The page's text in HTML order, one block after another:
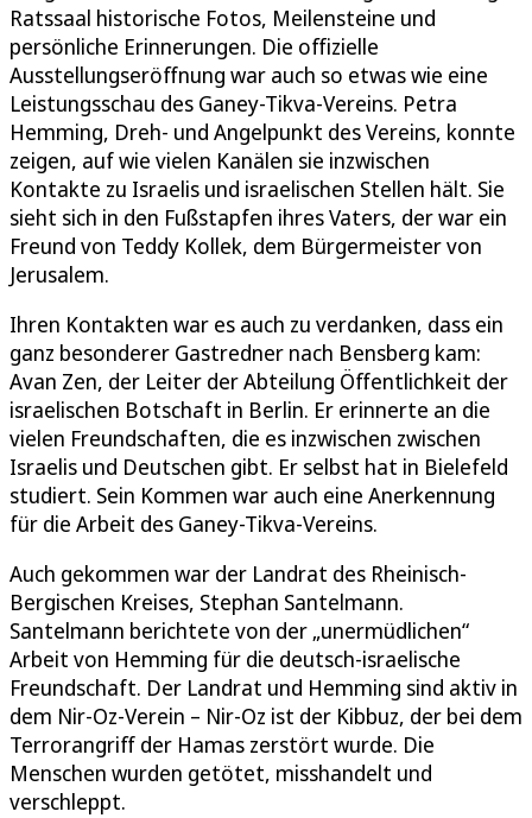
Ratssaal historische Fotos, Meilensteine und
persönliche Erinnerungen. Die offizielle
Ausstellungseröffnung war auch so etwas wie eine
Leistungsschau des Ganey-Tikva-Vereins. Petra
Hemming, Dreh- und Angelpunkt des Vereins, konnte
zeigen, auf wie vielen Kanälen sie inzwischen
Kontakte zu Israelis und israelischen Stellen hält. Sie
sieht sich in den Fußstapfen ihres Vaters, der war ein
Freund von Teddy Kollek, dem Bürgermeister von
Jerusalem.
Ihren Kontakten war es auch zu verdanken, dass ein
ganz besonderer Gastredner nach Bensberg kam:
Avan Zen, der Leiter der Abteilung Öffentlichkeit der
israelischen Botschaft in Berlin. Er erinnerte an die
vielen Freundschaften, die es inzwischen zwischen
Israelis und Deutschen gibt. Er selbst hat in Bielefeld
studiert. Sein Kommen war auch eine Anerkennung
für die Arbeit des Ganey-Tikva-Vereins.
Auch gekommen war der Landrat des Rheinisch-
Bergischen Kreises, Stephan Santelmann.
Santelmann berichtete von der „unermüdlichen“
Arbeit von Hemming für die deutsch-israelische
Freundschaft. Der Landrat und Hemming sind aktiv in
dem Nir-Oz-Verein – Nir-Oz ist der Kibbuz, der bei dem
Terrorangriff der Hamas zerstört wurde. Die
Menschen wurden getötet, misshandelt und
verschleppt.